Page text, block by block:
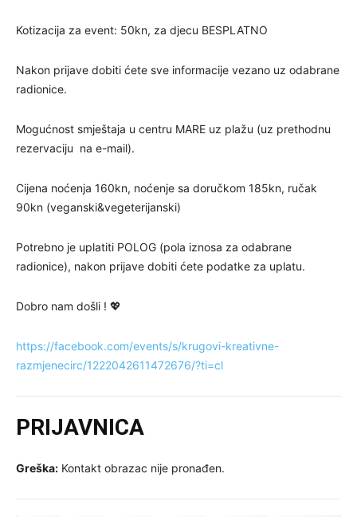
Kotizacija za event: 50kn, za djecu BESPLATNO
Nakon prijave dobiti ćete sve informacije vezano uz odabrane
radionice.
Mogućnost smještaja u centru MARE uz plažu (uz prethodnu
rezervaciju na e-mail).
Cijena noćenja 160kn, noćenje sa doručkom 185kn, ručak
90kn (veganski&vegeterijanski)
Potrebno je uplatiti POLOG (pola iznosa za odabrane
radionice), nakon prijave dobiti ćete podatke za uplatu.
Dobro nam došli ! 💖
https://facebook.com/events/s/krugovi-kreativne-
razmjenecirc/1222042611472676/?ti=cl
PRIJAVNICA
Greška: Kontakt obrazac nije pronađen.